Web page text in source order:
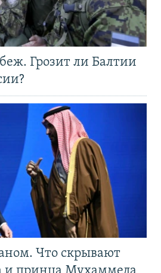
Грозит ли Балтии
Что скрывают